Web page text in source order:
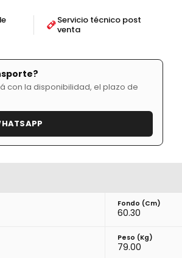
Servicio técnico post
venta
con la disponibilidad, el plazo de
Fondo (cm)
60.30
Peso (kg)
79.00